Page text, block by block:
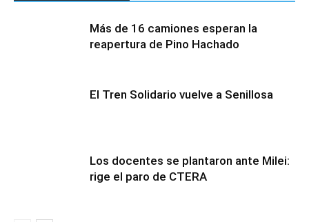
Más de 16 camiones esperan la
reapertura de Pino Hachado
El Tren Solidario vuelve a Senillosa
Los docentes se plantaron ante Milei:
rige el paro de CTERA